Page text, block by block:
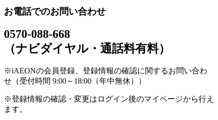
お電話でのお問い合わせ
0570-088-668
（ナビダイヤル・通話料有料）
※iAEONの会員登録、登録情報の確認に関するお問い合わ
せ（受付時間 9:00～18:00（年中無休））
※登録情報の確認・変更はログイン後のマイページから行え
ます。